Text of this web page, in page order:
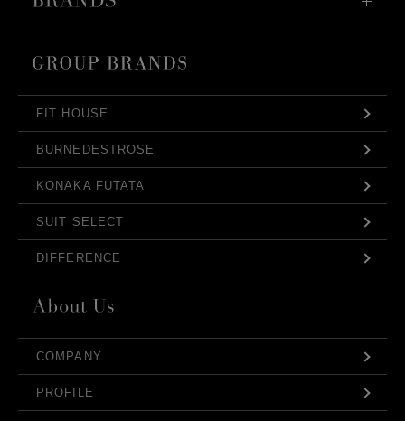
FIT HOUSE
BURNEDESTROSE
KONAKA FUTATA
SUIT SELECT
DIFFERENCE
COMPANY
PROFILE